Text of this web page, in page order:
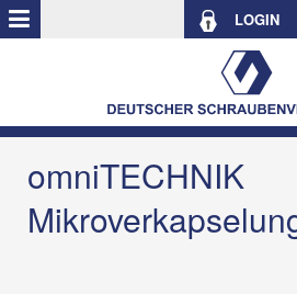
LOGIN
omniTECHNIK